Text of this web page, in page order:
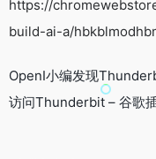
https://
build-ai-a/
OpenI小编发现
访问Thunderbit – 谷歌